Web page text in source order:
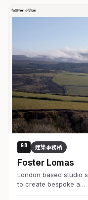
GB 建築事務所
Foster Lomas
London based studio
to create bespoke a…